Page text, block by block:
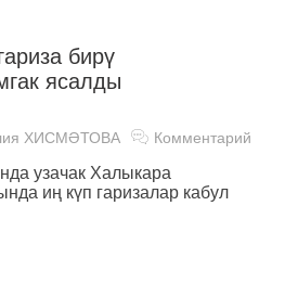
бирү
ясалды
ХИСМӘТОВА Комментарий
узачак Халыкара
иң күп гаризалар кабул